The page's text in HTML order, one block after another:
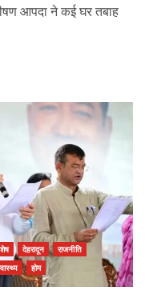
आपदा ने कई घर तबाह
देहरादून
राजनीति
होम